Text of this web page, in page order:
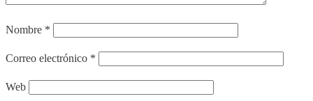
Nombre *
Correo electrónico *
Web